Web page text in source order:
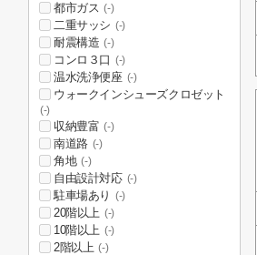
都市ガス (-)
二重サッシ (-)
耐震構造 (-)
コンロ３口 (-)
温水洗浄便座 (-)
ウォークインシューズクロゼット
(-)
収納豊富 (-)
南道路 (-)
角地 (-)
自由設計対応 (-)
駐車場あり (-)
20階以上 (-)
10階以上 (-)
2階以上 (-)